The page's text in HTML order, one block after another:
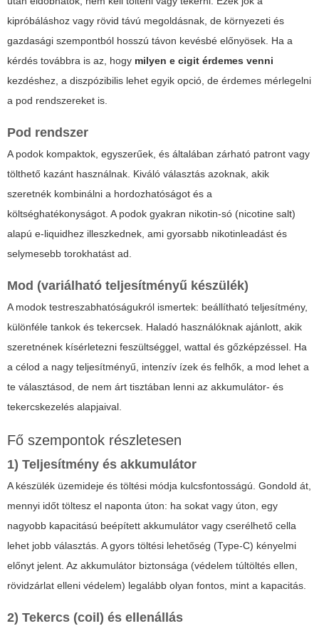
kipróbáláshoz vagy rövid távú megoldásnak, de környezeti és
gazdasági szempontból hosszú távon kevésbé előnyösek. Ha a
kérdés továbbra is az, hogy milyen e cigit érdemes venni
kezdéshez, a diszpózibilis lehet egyik opció, de érdemes mérlegelni
a pod rendszereket is.
Pod rendszer
A podok kompaktok, egyszerűek, és általában zárható patront vagy
tölthető kazánt használnak. Kiváló választás azoknak, akik
szeretnék kombinálni a hordozhatóságot és a
költséghatékonyságot. A podok gyakran nikotin-só (nicotine salt)
alapú e-liquidhez illeszkednek, ami gyorsabb nikotinleadást és
selymesebb torokhatást ad.
Mod (variálható teljesítményű készülék)
A modok testreszabhatóságukról ismertek: beállítható teljesítmény,
különféle tankok és tekercsek. Haladó használóknak ajánlott, akik
szeretnének kísérletezni feszültséggel, wattal és gőzképzéssel. Ha
a célod a nagy teljesítményű, intenzív ízek és felhők, a mod lehet a
te választásod, de nem árt tisztában lenni az akkumulátor- és
tekercskezelés alapjaival.
Fő szempontok részletesen
1) Teljesítmény és akkumulátor
A készülék üzemideje és töltési módja kulcsfontosságú. Gondold át,
mennyi időt töltesz el naponta úton: ha sokat vagy úton, egy
nagyobb kapacitású beépített akkumulátor vagy cserélhető cella
lehet jobb választás. A gyors töltési lehetőség (Type-C) kényelmi
előnyt jelent. Az akkumulátor biztonsága (védelem túltöltés ellen,
rövidzárlat elleni védelem) legalább olyan fontos, mint a kapacitás.
2) Tekercs (coil) és ellenállás